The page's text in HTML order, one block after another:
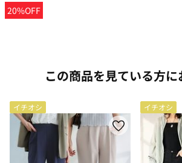
20%OFF
この商品を見ている方に
イチオシ イチオシ